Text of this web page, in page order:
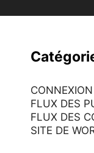
CONNEXION
FLUX DES
FLUX DES
SITE DE